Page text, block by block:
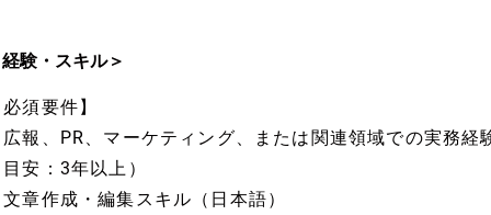
験・スキル＞
須要件】
報、PR、マーケティング、または関連領域での実務経
安：3年以上）
章作成・編集スキル（日本語）